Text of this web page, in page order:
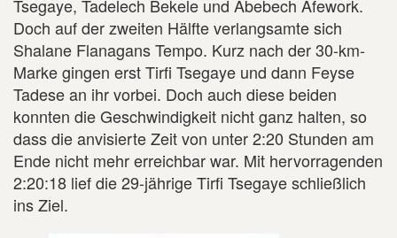
Tsegaye, Tadelech Bekele und Abebech Afework.
Doch auf der zweiten Hälfte verlangsamte sich
Shalane Flanagans Tempo. Kurz nach der 30-km-
Marke gingen erst Tirfi Tsegaye und dann Feyse
Tadese an ihr vorbei. Doch auch diese beiden
konnten die Geschwindigkeit nicht ganz halten, so
dass die anvisierte Zeit von unter 2:20 Stunden am
Ende nicht mehr erreichbar war. Mit hervorragenden
2:20:18 lief die 29-jährige Tirfi Tsegaye schließlich
ins Ziel.